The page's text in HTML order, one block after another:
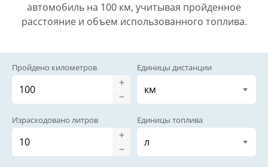
автомобиль на 100 км, учитывая пройденное
расстояние и объем использованного топлива.
Пройдено километров Единицы дистанции
Израсходовано литров Единицы топлива